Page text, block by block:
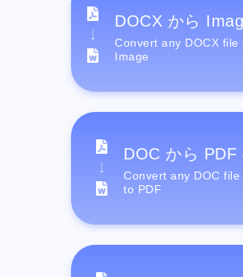
DOCX から
Convert any DOCX file
Image
DOC から PDF
Convert any DOC file
to PDF